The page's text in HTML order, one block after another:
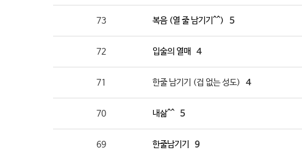
73 복음 (열 줄 남기기^^) 5
72 입술의 열매 4
71 한줄 남기기 (겁 없는 성도) 4
70 내삶^^ 5
69 한줄남기기 9